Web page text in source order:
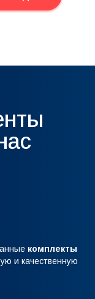
комплекты
и качественную